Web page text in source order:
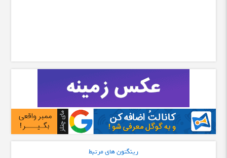
رینگتون های مرتبط